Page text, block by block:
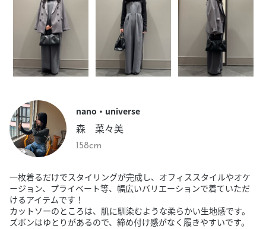
nano・universe
森 菜々美
158cm
一枚着るだけでスタイリングが完成し、オフィススタイルやオケ
ージョン、プライベート等、幅広いバリエーションで着ていただ
けるアイテムです！
カットソーのところは、肌に馴染むような柔らかい生地感です。
ズボンはゆとりがあるので、締め付け感がなく履きやすいです。